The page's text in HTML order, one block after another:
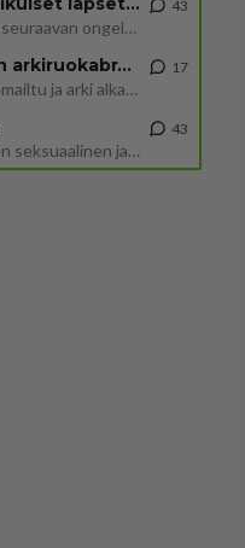
Miten selvittäisitte seuraavan ongelman, meillä on uusioperhe, minulla teini-ikäiset lapset ja puolisolla aikuiset, jotk
43
GALLUP: Mikä on arkiruokabravuurisi?
Lomat on monella lomailtu ja arki alkaa. Se voi tarkoittaa myös sitä, että grillailut on grillattu ja palataan arjen ruo
17
Miksi se että mies on seksuaalinen ja haluaa seksiä ja te olette hänen mielestänne haluttava on vastenmielistä? Mikä sii
43